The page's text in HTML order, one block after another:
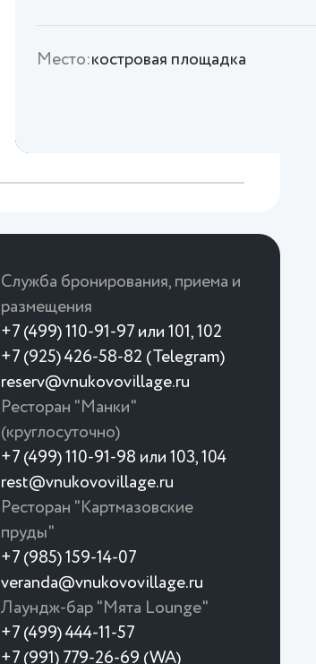
Место:костровая площадка
Служба бронирования, приема и
размещения
+7 (499) 110-91-97 или 101, 102
+7 (925) 426-58-82 (Telegram)
reserv@vnukovovillage.ru
Ресторан "Манки"
(круглосуточно)
+7 (499) 110-91-98 или 103, 104
rest@vnukovovillage.ru
Ресторан "Картмазовские
пруды"
+7 (985) 159-14-07
veranda@vnukovovillage.ru
Лаундж-бар "Мята Lounge"
+7 (499) 444-11-57
+7 (991) 779-26-69 (WA)